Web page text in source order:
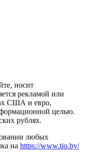
носит
рекламой или
США и евро,
целью.
рублях.
любых
на https://www.tio.by/